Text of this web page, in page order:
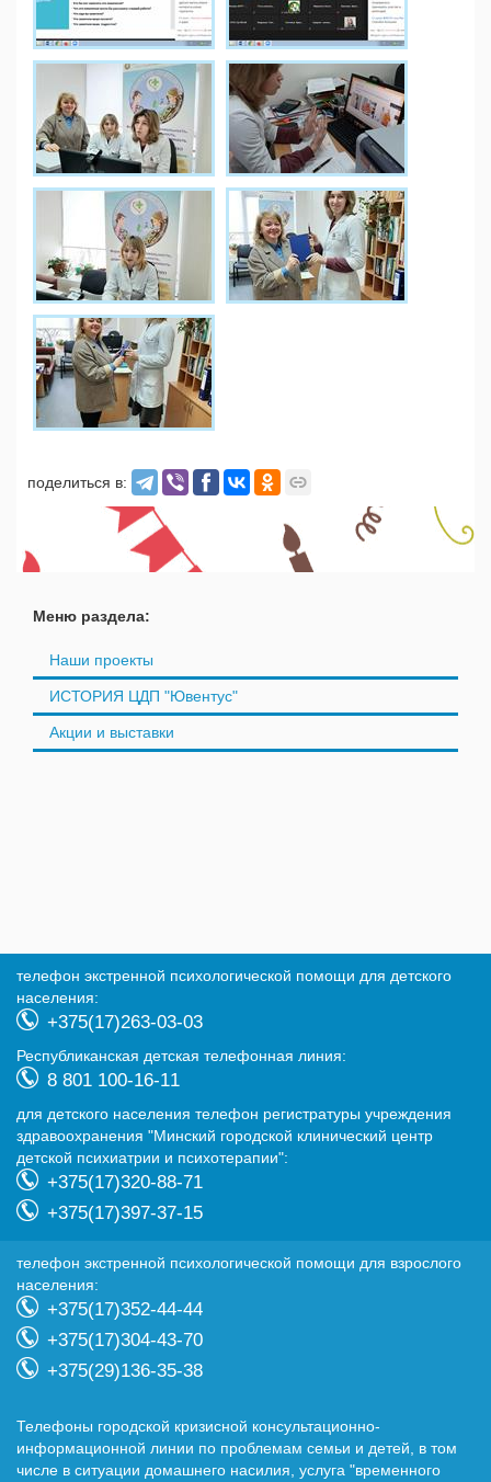
поделиться в:
Меню раздела:
Наши проекты
ИСТОРИЯ ЦДП "Ювентус"
Акции и выставки
телефон экстренной психологической помощи для детского
населения:
+375(17)263-03-03
Республиканская детская телефонная линия:
8 801 100-16-11
для детского населения телефон регистратуры учреждения
здравоохранения "Минский городской клинический центр
детской психиатрии и психотерапии":
+375(17)320-88-71
+375(17)397-37-15
телефон экстренной психологической помощи для взрослого
населения:
+375(17)352-44-44
+375(17)304-43-70
+375(29)136-35-38
Телефоны городской кризисной консультационно-
информационной линии по проблемам семьи и детей, в том
числе в ситуации домашнего насилия, услуга "временного